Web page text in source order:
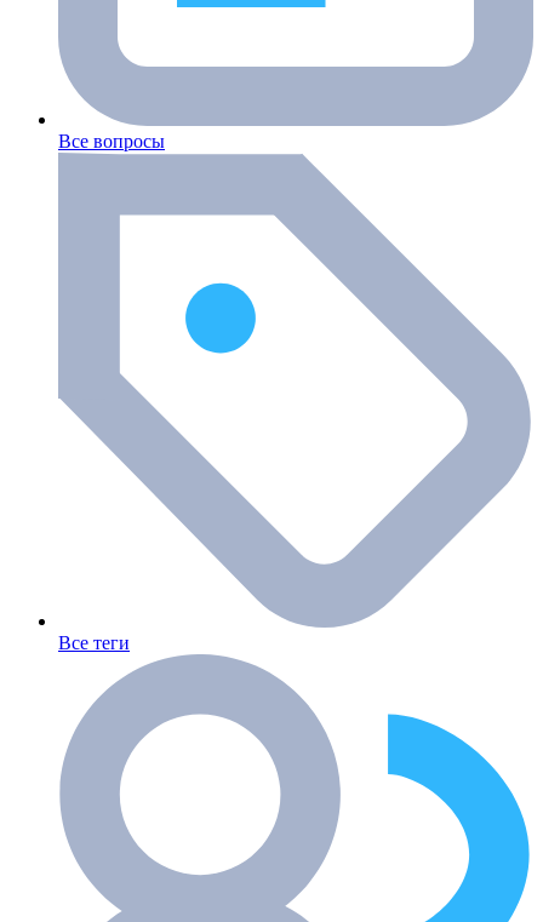
Все вопросы
Все теги